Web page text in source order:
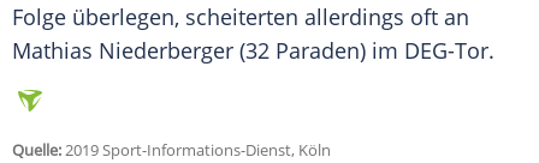
Folge überlegen, scheiterten allerdings oft an
Mathias Niederberger (32 Paraden) im DEG-Tor.
Quelle:2019 Sport-Informations-Dienst, Köln